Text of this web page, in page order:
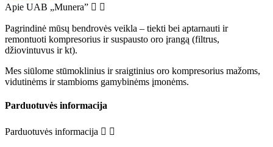
Apie UAB „Munera”  
Pagrindinė mūsų bendrovės veikla – tiekti bei aptarnauti ir
remontuoti kompresorius ir suspausto oro įrangą (filtrus,
džiovintuvus ir kt).
Mes siūlome stūmoklinius ir sraigtinius oro kompresorius mažoms,
vidutinėms ir stambioms gamybinėms įmonėms.
Parduotuvės informacija
Parduotuvės informacija  